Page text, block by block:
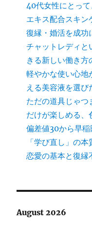
40代女性にとっ
エキス配合スキン
復縁・婚活を成功
チャットレディ
きる新しい働き
軽やかな使い心地
える美容液を選
ただの道具じゃ
だけが楽しめる、
偏差値30から早
「学び直し」の
恋愛の基本と復縁
August 2026